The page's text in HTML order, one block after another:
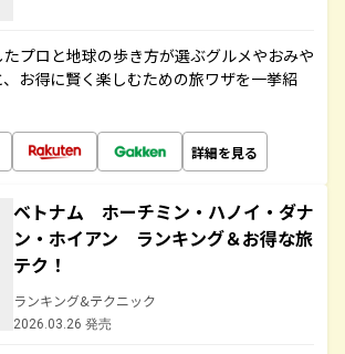
プロと地球の歩き方が選ぶグルメやおみや
お得に賢く楽しむための旅ワザを一挙紹
詳細を見る
ベトナム ホーチミン・ハノイ・ダナ
ン・ホイアン ランキング＆お得な旅
テク！
ランキング&テクニック
2026.03.26 発売